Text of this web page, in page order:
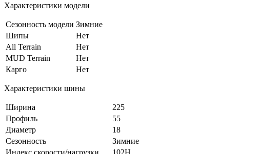
Характеристики модели
Сезонность модели Зимние
Шипы
Нет
All Terrain
Нет
MUD Terrain
Нет
Карго
Нет
Характеристики шины
Ширина
225
Профиль
55
Диаметр
18
Сезонность
Зимние
Индекс скорости/нагрузки
102H